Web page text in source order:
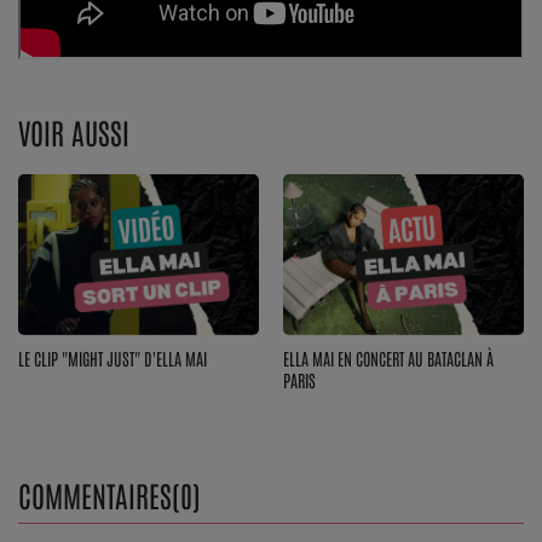
Top Soul Addict
SOUL ADDICT RADIO
Grille des programmes
Titres diffusés
Playlist
L'équipe Soul Addict
VOIR AUSSI
LE CLIP "MIGHT JUST" D'ELLA MAI
ELLA MAI EN CONCERT AU BATACLAN À
PARIS
COMMENTAIRES(0)